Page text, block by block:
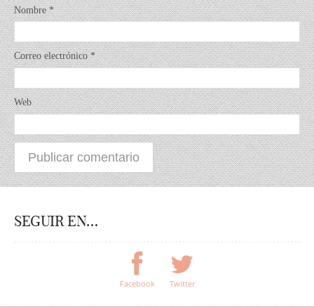
Nombre*
Correo electrónico*
Web
SEGUIR EN…
Facebook Twitter